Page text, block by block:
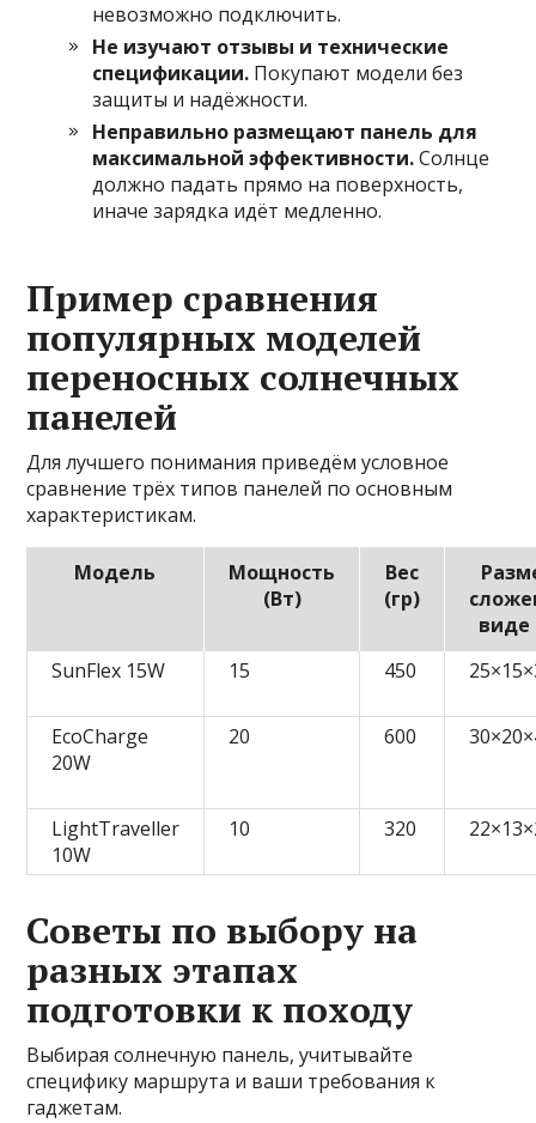
невозможно подключить.
Не изучают отзывы и технические
спецификации. Покупают модели без
защиты и надёжности.
Неправильно размещают панель для
максимальной эффективности.Солнце
должно падать прямо на поверхность,
иначе зарядка идёт медленно.
Пример сравнения
популярных моделей
переносных солнечных
панелей
Для лучшего понимания приведём условное
сравнение трёх типов панелей по основным
характеристикам.
Модель
Мощность
(Вт)
Вес
(гр)
виде
SunFlex 15W
15 450
EcoCharge
20W
20 600
LightTraveller
10W
10 320
Советы по выбору на
разных этапах
подготовки к походу
Выбирая солнечную панель, учитывайте
специфику маршрута и ваши требования к
гаджетам.